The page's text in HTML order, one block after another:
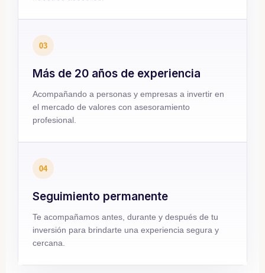
03
Más de 20 años de experiencia
Acompañando a personas y empresas a invertir en
el mercado de valores con asesoramiento
profesional.
04
Seguimiento permanente
Te acompañamos antes, durante y después de tu
inversión para brindarte una experiencia segura y
cercana.